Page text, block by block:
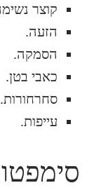
קוצר
הזעה.
הסמקה.
כאבי בטן.
סחרחורות.
עייפות.